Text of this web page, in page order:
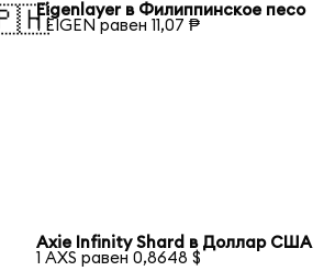
Eigenlayer в Филиппинское песо
1 EIGEN равен 11,07 ₱
Axie Infinity Shard в Доллар США
1 AXS равен 0,8648 $